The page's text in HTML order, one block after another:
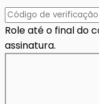
Role até o final do
assinatura.